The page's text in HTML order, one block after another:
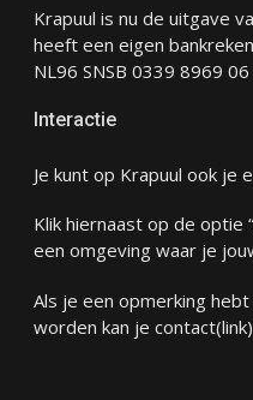
Krapuul is nu de uitgave
heeft een eigen
NL96 SNSB 0339 8969
Interactie
Je kunt op Krapuul ook je
Klik hiernaast op de optie
een omgeving waar je
Als je een opmerking
worden kan je contact